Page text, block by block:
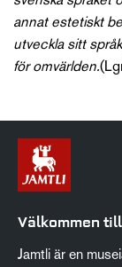
annat estetiskt
utveckla sitt
för omvärlden.
Välkommen
Jamtli är en